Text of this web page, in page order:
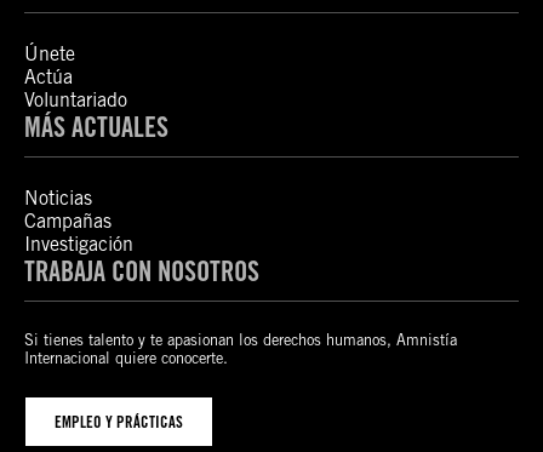
Únete
Actúa
Voluntariado
MÁS ACTUALES
Noticias
Campañas
Investigación
TRABAJA CON NOSOTROS
Si tienes talento y te apasionan los derechos humanos, Amnistía
Internacional quiere conocerte.
EMPLEO Y PRÁCTICAS